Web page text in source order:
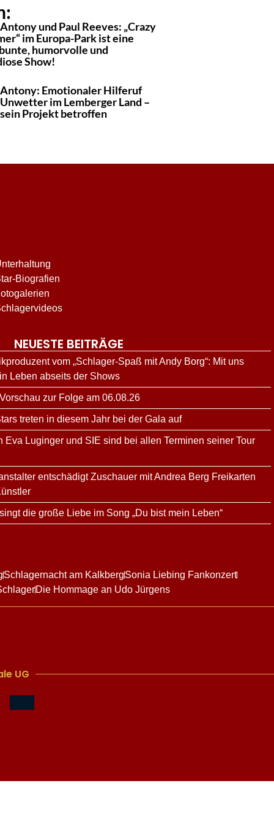
und Paul Reeves: „Crazy
im Europa-Park ist eine
humorvolle und
Show!
Antony: Emotionaler Hilferuf
im Lemberger Land –
Projekt betroffen
Biografien
NEUESTE BEITRÄGE
vom „Schlager-Spaß mit Andy Borg“: Mit uns
Leben abseits der Shows
zur Folge am 06.08.26
treten in diesem Jahr bei der Gala auf
Eva Luginger und SIE sind bei allen Terminen seiner Tour
entschädigt Zuschauer mit Andrea Berg Freikarten
die große Liebe im Song „Du bist mein Leben“
Schlagernacht am KalkbergSonia Liebing Fankonzert
Die Hommage an Udo Jürgens
UG​